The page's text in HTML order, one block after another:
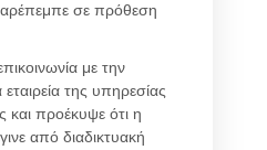
σε πρόθεση
με την
εταιρεία της υπηρεσίας
και προέκυψε ότι η
από διαδικτυακή